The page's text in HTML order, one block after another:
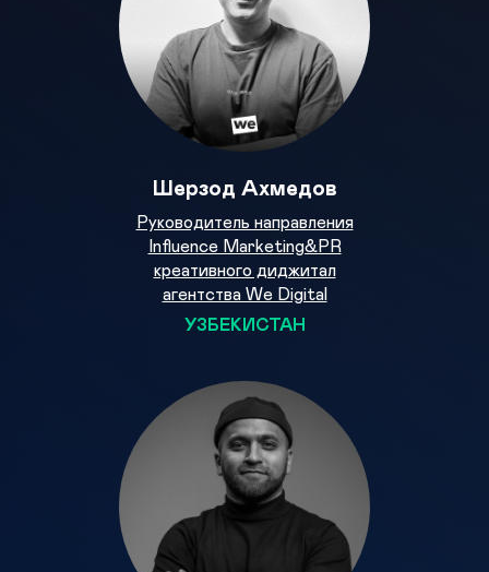
Шерзод Ахмедов
Руководитель направления
Influence Marketing&PR
креативного диджитал
агентства We Digital
УЗБЕКИСТАН